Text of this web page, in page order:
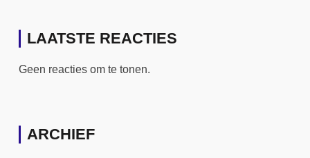
LAATSTE REACTIES
Geen reacties om te tonen.
ARCHIEF